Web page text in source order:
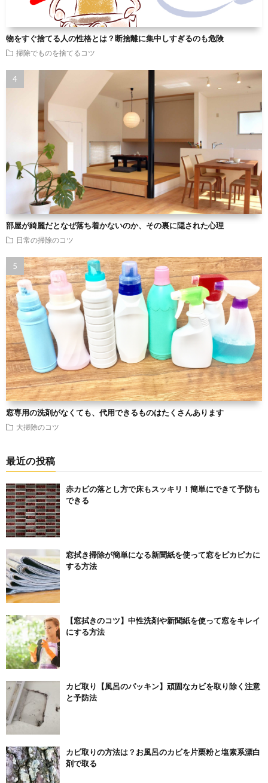
物をすぐ捨てる人の性格とは？断捨離に集中しすぎるのも危険
掃除でものを捨てるコツ
部屋が綺麗だとなぜ落ち着かないのか、その裏に隠された心理
日常の掃除のコツ
窓専用の洗剤がなくても、代用できるものはたくさんあります
大掃除のコツ
最近の投稿
赤カビの落とし方で床もスッキリ！簡単にできて予防も
できる
窓拭き掃除が簡単になる新聞紙を使って窓をピカピカに
する方法
【窓拭きのコツ】中性洗剤や新聞紙を使って窓をキレイ
にする方法
カビ取り【風呂のパッキン】頑固なカビを取り除く注意
と予防法
カビ取りの方法は？お風呂のカビを片栗粉と塩素系漂白
剤で取る